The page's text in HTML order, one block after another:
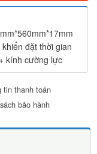
đặt thời gian
kính cường lực
tin thanh toán
bảo hành